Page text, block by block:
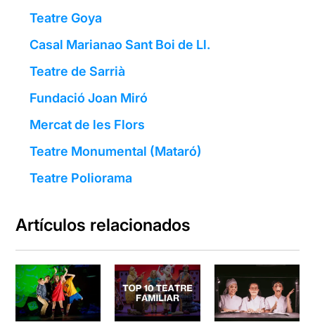
Teatre Goya
Casal Marianao Sant Boi de Ll.
Teatre de Sarrià
Fundació Joan Miró
Mercat de les Flors
Teatre Monumental (Mataró)
Teatre Poliorama
Artículos relacionados